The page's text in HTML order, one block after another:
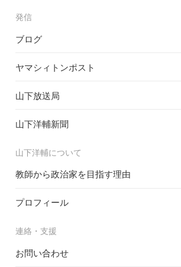
発信
ブログ
ヤマシィトンポスト
山下放送局
山下洋輔新聞
山下洋輔について
教師から政治家を目指す理由
プロフィール
連絡・支援
お問い合わせ